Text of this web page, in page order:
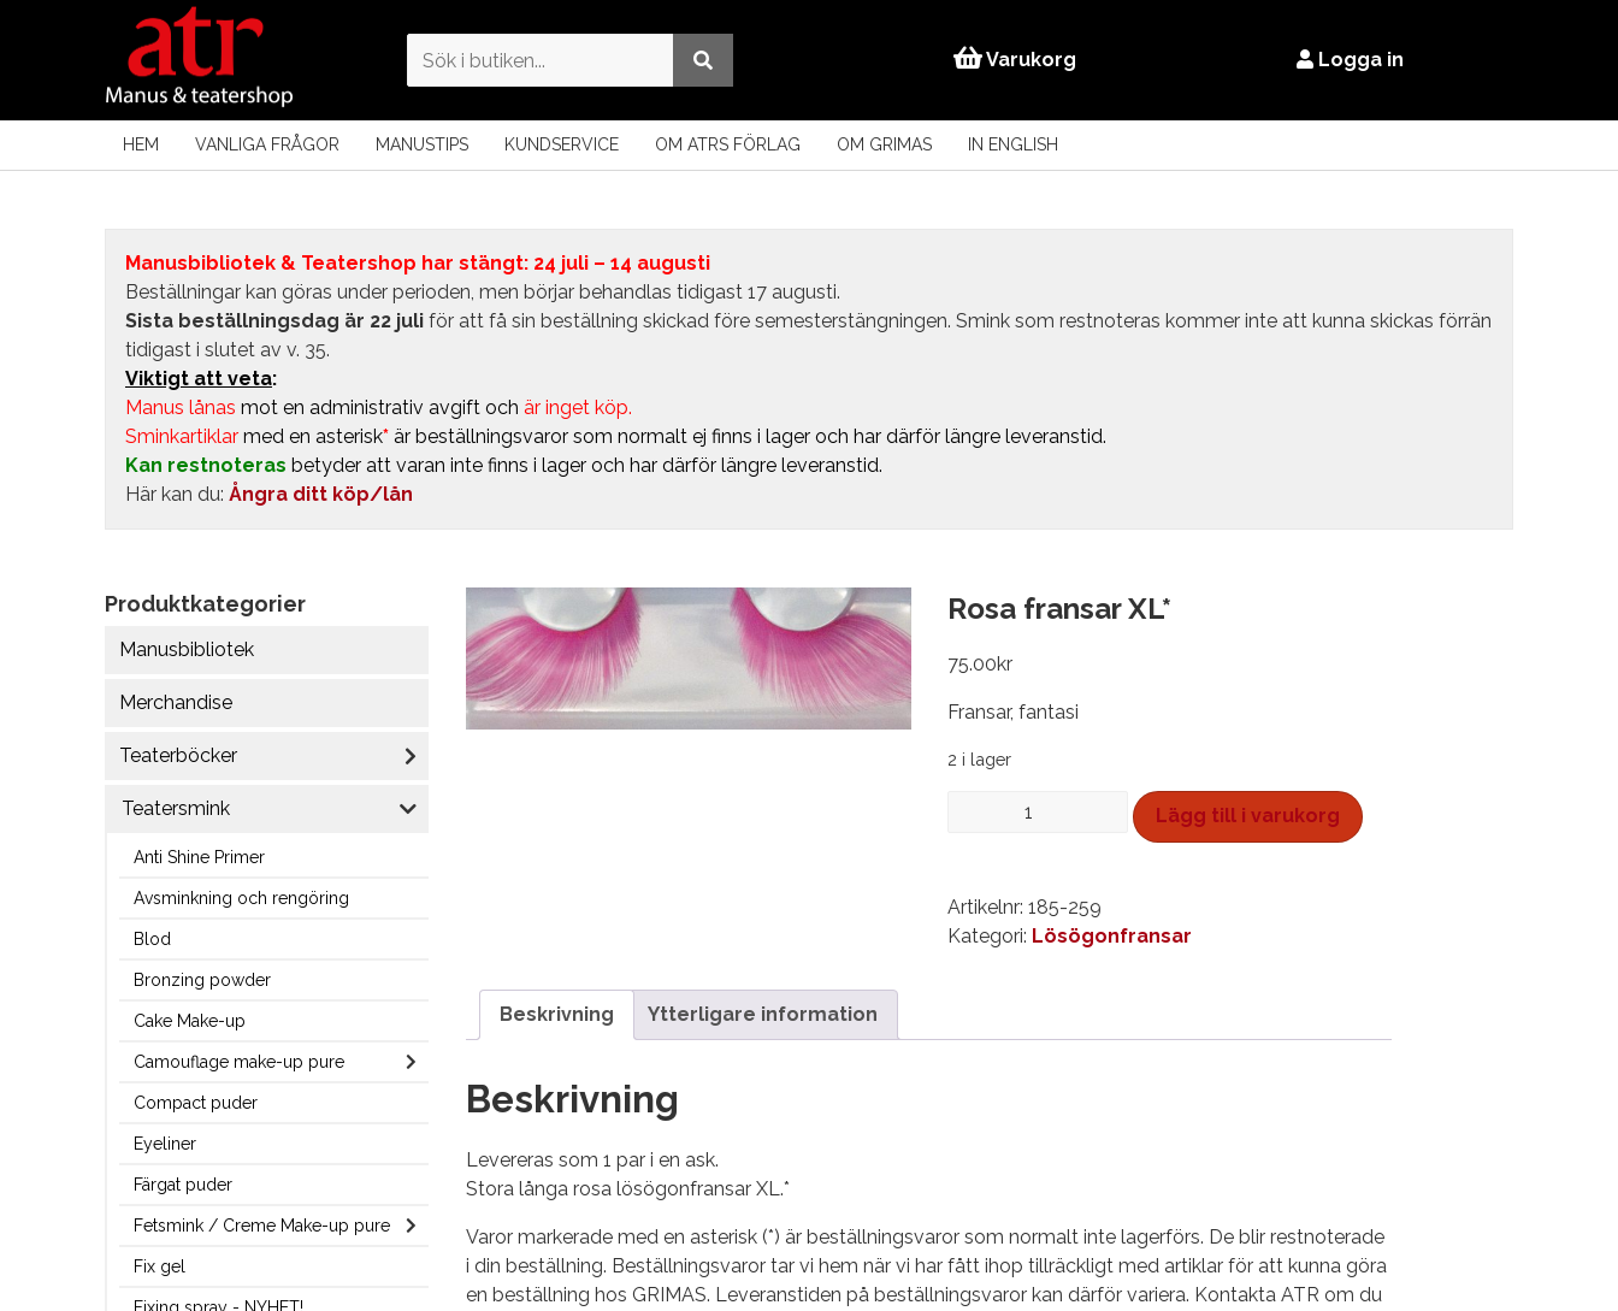
Varukorg Logga in
HEM VANLIGA FRÅGOR MANUSTIPS KUNDSERVICE OM ATRS FÖRLAG OM GRIMAS IN ENGLISH
Manusbibliotek & Teatershop har stängt: 24 juli – 14 augusti
Beställningar kan göras under perioden, men börjar behandlas tidigast 17 augusti.
Sista beställningsdag är 22 juli för att få sin beställning skickad före semesterstängningen. Smink som restnoteras kommer inte att kunna skickas förrän
tidigast i slutet av v. 35.
Viktigt att veta:
Manus lånas mot en administrativ avgift och är inget köp.
Sminkartiklar med en asterisk* är beställningsvaror som normalt ej finns i lager och har därför längre leveranstid.
Kan restnoteras betyder att varan inte finns i lager och har därför längre leveranstid.
Här kan du: Ångra ditt köp/lån
Produktkategorier
Manusbibliotek
Merchandise
Teaterböcker
Teatersmink
Anti Shine Primer
Avsminkning och rengöring
Blod
Bronzing powder
Cake Make-up
Camouflage make-up pure
Compact puder
Eyeliner
Färgat puder
Fetsmink / Creme Make-up pure
Fix gel
Rosa fransar XL*
75.00kr
Fransar, fantasi
2 i lager
Lägg till i varukorg
Artikelnr:185-259
Kategori: Lösögonfransar
Beskrivning Ytterligare information
Beskrivning
Levereras som 1 par i en ask.
Stora långa rosa lösögonfransar XL.*
Varor markerade med en asterisk (*) är beställningsvaror som normalt inte lagerförs. De blir restnoterade
i din beställning. Beställningsvaror tar vi hem när vi har fått ihop tillräckligt med artiklar för att kunna göra
en beställning hos GRIMAS. Leveranstiden på beställningsvaror kan därför variera. Kontakta ATR om du